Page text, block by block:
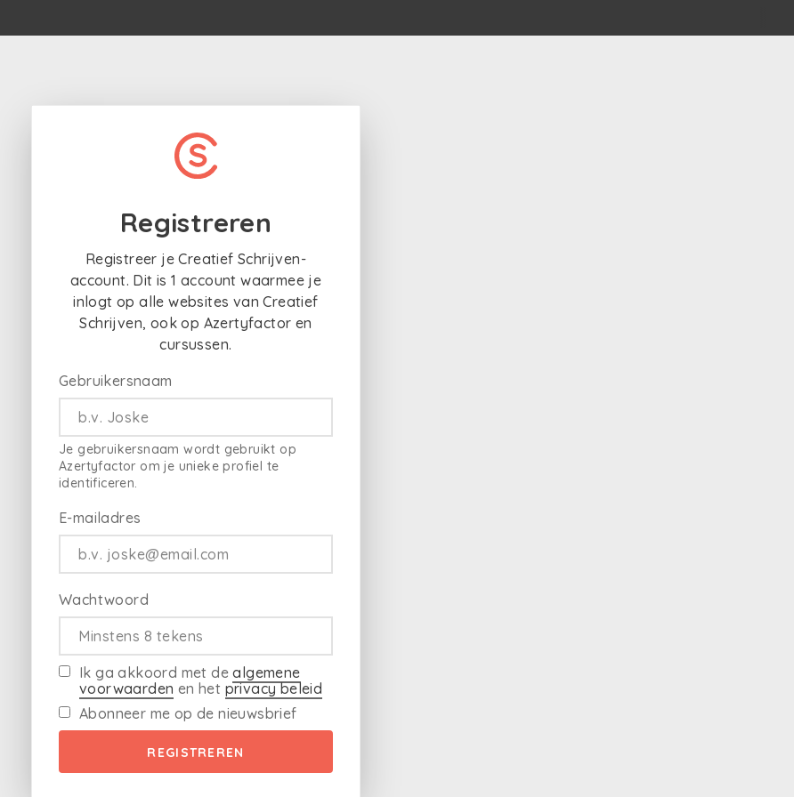
Registreren
Registreer je Creatief Schrijven-
account. Dit is 1 account waarmee je
inlogt op alle websites van Creatief
Schrijven, ook op Azertyfactor en
cursussen.
Gebruikersnaam
Je gebruikersnaam wordt gebruikt op
Azertyfactor om je unieke profiel te
identificeren.
E-mailadres
Wachtwoord
Ik ga akkoord met dealgemene
voorwaarden en het privacy beleid
Abonneer me op de nieuwsbrief
REGISTREREN